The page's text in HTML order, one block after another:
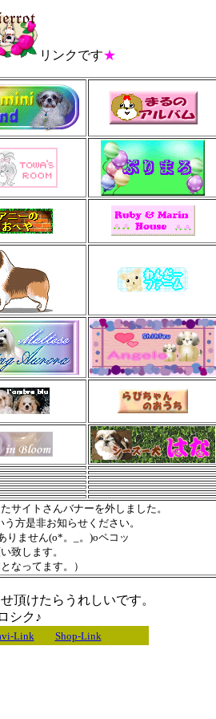
リンクです★
サイトさんバナーを外しました。
方是非お知らせください。
りません(o*。_。)oペコッ
致します。
なってます。）
頂けたらうれしいです。
シク♪
Link Shop-Link